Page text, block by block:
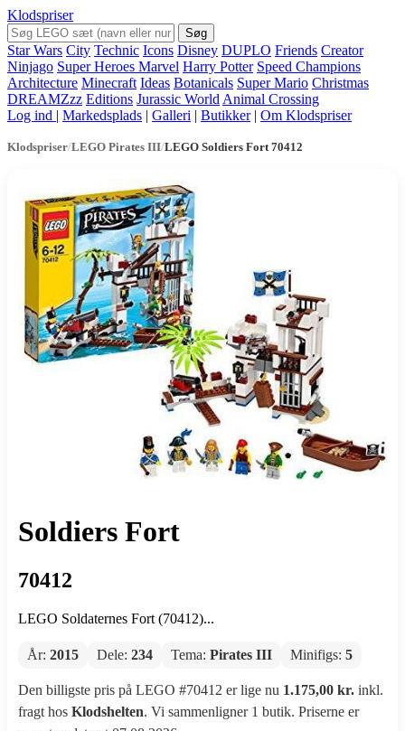
Klodspriser
Søg
Star Wars City Technic Icons Disney DUPLO Friends Creator
Ninjago Super Heroes Marvel Harry Potter Speed Champions
Architecture Minecraft Ideas Botanicals Super Mario Christmas
DREAMZzz Editions Jurassic World Animal Crossing
Log ind | Markedsplads | Galleri | Butikker | Om Klodspriser
Klodspriser/LEGO Pirates III/LEGO Soldiers Fort 70412
Soldiers Fort
70412
LEGO Soldaternes Fort (70412)...
År: 2015 Dele: 234 Tema: Pirates III Minifigs: 5
Den billigste pris på LEGO #70412 er lige nu 1.175,00 kr. inkl.
fragt hos Klodshelten. Vi sammenligner 1 butik. Priserne er